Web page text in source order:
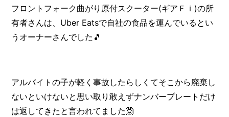
フロントフォーク曲がり原付スクーター(ギアＦｉ)の所
有者さんは、Uber Eatsで自社の食品を運んでいるとい
うオーナーさんでした🎵
アルバイトの子が軽く事故したらしくてそこから廃棄し
ないといけないと思い取り敢えずナンバープレートだけ
は返してきたと言われてました🙆